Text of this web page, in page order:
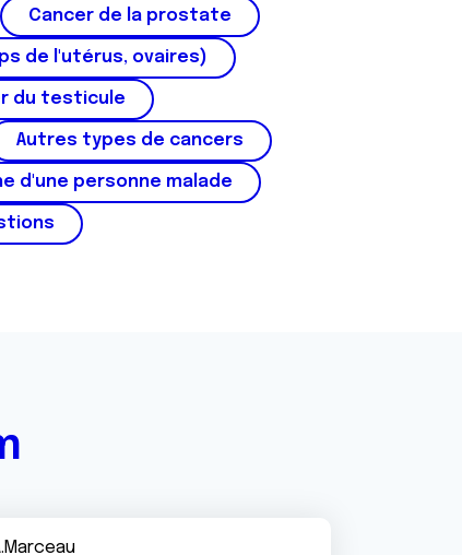
Cancer de la prostate
de l'utérus, ovaires)
du testicule
Autres types de cancers
d'une personne malade